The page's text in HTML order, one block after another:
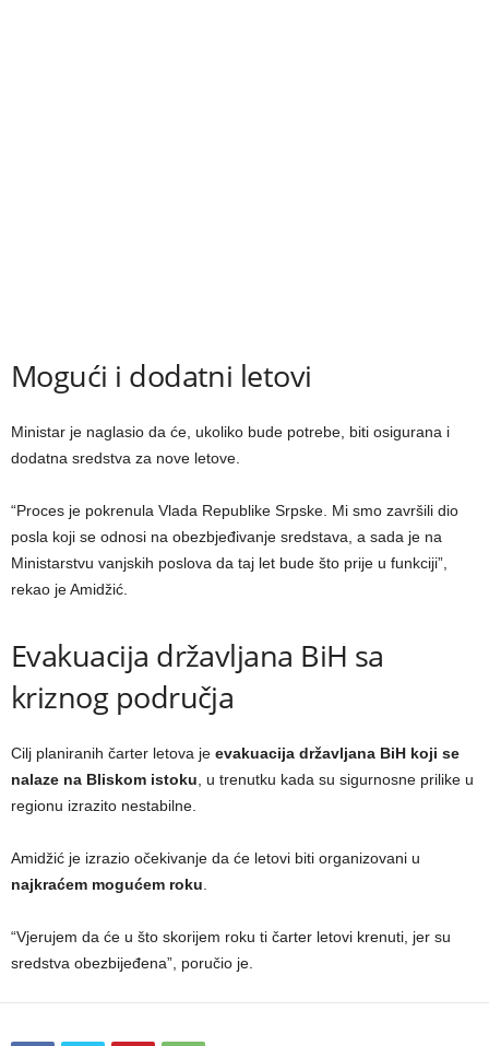
Mogući i dodatni letovi
Ministar je naglasio da će, ukoliko bude potrebe, biti osigurana i
dodatna sredstva za nove letove.
“Proces je pokrenula Vlada Republike Srpske. Mi smo završili dio
posla koji se odnosi na obezbjeđivanje sredstava, a sada je na
Ministarstvu vanjskih poslova da taj let bude što prije u funkciji”,
rekao je Amidžić.
Evakuacija državljana BiH sa
kriznog područja
Cilj planiranih čarter letova je evakuacija državljana BiH koji se
nalaze na Bliskom istoku, u trenutku kada su sigurnosne prilike u
regionu izrazito nestabilne.
Amidžić je izrazio očekivanje da će letovi biti organizovani u
najkraćem mogućem roku.
“Vjerujem da će u što skorijem roku ti čarter letovi krenuti, jer su
sredstva obezbijeđena”, poručio je.